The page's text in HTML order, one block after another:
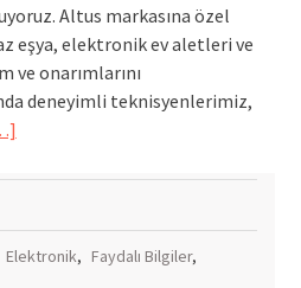
Altus markasına özel
eşya, elektronik ev aletleri ve
ve onarımlarını
deneyimli teknisyenlerimiz,
Elektronik, Faydalı Bilgiler,